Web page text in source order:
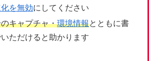
を無効にしてください
キャプチャ・環境情報とともに書
ただけると助かります